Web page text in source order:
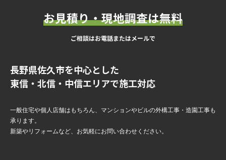
お見積り・現地調査は無料
ご相談はお電話またはメールで
長野県佐久市を中心とした
東信・北信・中信エリアで施工対応
一般住宅や個人店舗はもちろん、マンションやビルの外構工事・造園工事も
承ります。
新築やリフォームなど、お気軽にお問い合わせください。